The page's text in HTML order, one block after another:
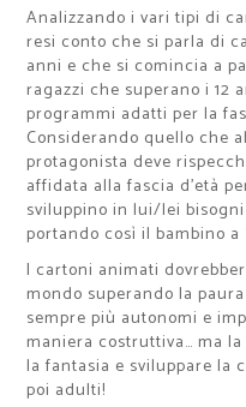
Analizzando i vari tipi di
resi conto che si parla di
anni e che si comincia a
ragazzi che superano i 12
programmi adatti per la
Considerando quello che
protagonista deve
affidata alla fascia d’età
sviluppino in lui/lei
portando così il bambino a
I cartoni animati
mondo superando la
sempre più autonomi e
maniera costruttiva… ma
la fantasia e sviluppare la
poi adulti!